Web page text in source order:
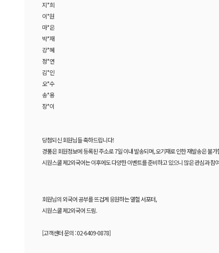
지*희
이*원
마*은
박*재
강*혜
정*연
김*인
오*수
송*용
장*이
당첨되신 회원님들 축하드립니다!
경품은 회원정보에 등록된 주소로 7일 이내 발송되며, 오기재로 인한 재발송은 불가
시원스쿨 제2외국어는 이후에도 다양한 이벤트를 준비하고 있으니 많은 관심과 참
회원님의 외국어 공부를 뜨겁게 응원하는 열혈 서포터,
시원스쿨 제2외국어 드림.
[고객센터 문의 : 02-6409-0878]